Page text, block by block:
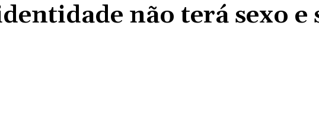
não terá sexo e